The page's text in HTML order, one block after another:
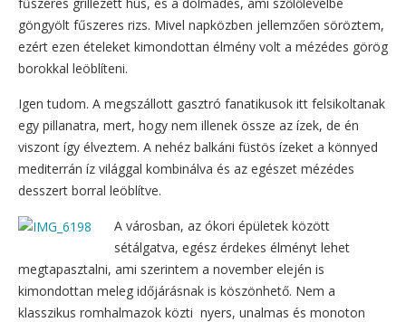
göngyölt fűszeres rizs. Mivel napközben jellemzően söröztem,
ezért ezen ételeket kimondottan élmény volt a mézédes görög
borokkal leöblíteni.
Igen tudom. A megszállott gasztró fanatikusok itt felsikoltanak
egy pillanatra, mert, hogy nem illenek össze az ízek, de én
viszont így élveztem. A nehéz balkáni füstös ízeket a könnyed
mediterrán íz világgal kombinálva és az egészet mézédes
desszert borral leöblítve.
A városban, az ókori épületek között
sétálgatva, egész érdekes élményt lehet
megtapasztalni, ami szerintem a november elején is
kimondottan meleg időjárásnak is köszönhető. Nem a
klasszikus romhalmazok közti nyers, unalmas és monoton